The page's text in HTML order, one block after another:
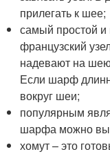
прилегать к шее;
самый простой и
французский
надевают на
Если шарф
вокруг шеи;
популярным
шарфа можно
хомут – это